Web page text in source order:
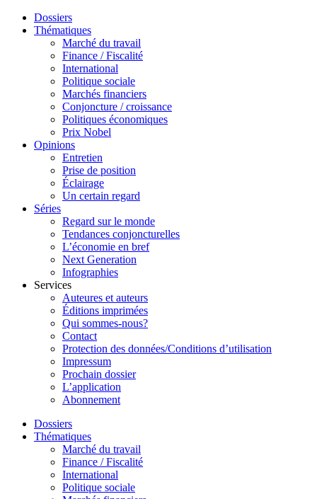
Dossiers
Thématiques
Marché du travail
Finance / Fiscalité
International
Politique sociale
Marchés financiers
Conjoncture / croissance
Politiques économiques
Prix Nobel
Opinions
Entretien
Prise de position
Éclairage
Un certain regard
Séries
Regard sur le monde
Tendances conjoncturelles
L’économie en bref
Next Generation
Infographies
Services
Auteures et auteurs
Éditions imprimées
Qui sommes-nous?
Contact
Protection des données/Conditions d’utilisation
Impressum
Prochain dossier
L’application
Abonnement
Dossiers
Thématiques
Marché du travail
Finance / Fiscalité
International
Politique sociale